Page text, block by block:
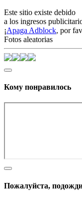
Este sitio existe debido
a los ingresos
¡Apaga Adblock, por
Fotos aleatorias
Кому понравилось
Пожалуйста,